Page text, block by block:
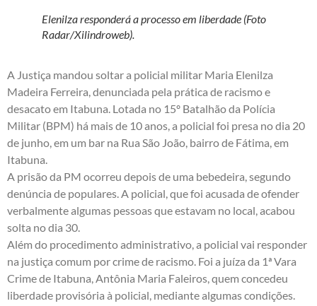
Elenilza responderá a processo em liberdade (Foto
Radar/Xilindroweb).
A Justiça mandou soltar a policial militar Maria Elenilza
Madeira Ferreira, denunciada pela prática de racismo e
desacato em Itabuna. Lotada no 15º Batalhão da Polícia
Militar (BPM) há mais de 10 anos, a policial foi presa no dia 20
de junho, em um bar na Rua São João, bairro de Fátima, em
Itabuna.
A prisão da PM ocorreu depois de uma bebedeira, segundo
denúncia de populares. A policial, que foi acusada de ofender
verbalmente algumas pessoas que estavam no local, acabou
solta no dia 30.
Além do procedimento administrativo, a policial vai responder
na justiça comum por crime de racismo. Foi a juíza da 1ª Vara
Crime de Itabuna, Antônia Maria Faleiros, quem concedeu
liberdade provisória à policial, mediante algumas condições.